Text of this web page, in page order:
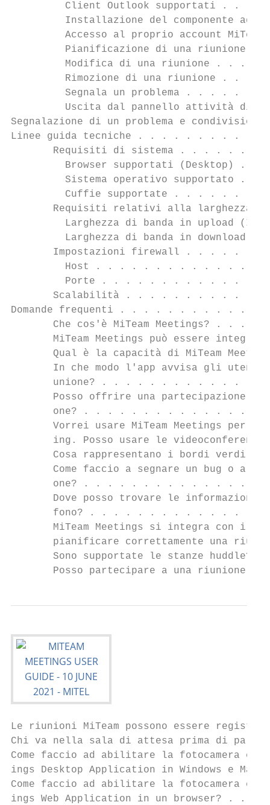
Client Outlook supportati . . .
Installazione del componente
Accesso al proprio account
Pianificazione di una riunione .
Modifica di una riunione . . . .
Rimozione di una riunione . . .
Segnala un problema . . . . . .
Uscita dal pannello attività di
Segnalazione di un problema e
Linee guida tecniche . . . . . . . .
Requisiti di sistema . . . . . . .
Browser supportati (Desktop) . .
Sistema operativo supportato . .
Cuffie supportate . . . . . . .
Requisiti relativi alla larghezza
Larghezza di banda in upload
Larghezza di banda in download
Impostazioni firewall . . . . . .
Host . . . . . . . . . . . . . .
Porte . . . . . . . . . . . . .
Scalabilità . . . . . . . . . . .
Domande frequenti . . . . . . . . .
Che cos'è MiTeam Meetings? . . . .
MiTeam Meetings può essere
Qual è la capacità di MiTeam
In che modo l'app avvisa gli
unione? . . . . . . . . . . . . .
Posso offrire una partecipazione
one? . . . . . . . . . . . . . . .
Vorrei usare MiTeam Meetings per
ing. Posso usare le
Cosa rappresentano i bordi verdi
Come faccio a segnare un bug o a
one? . . . . . . . . . . . . . . .
Dove posso trovare le informazioni
fono? . . . . . . . . . . . . . .
MiTeam Meetings si integra con il
pianificare correttamente una
Sono supportate le stanze huddle?
Posso partecipare a una riunione
Le riunioni MiTeam possono essere
Chi va nella sala di attesa prima di
Come faccio ad abilitare la fotocamera e il
ings Desktop Application in Windows e
Come faccio ad abilitare la fotocamera e il
ings Web Application in un